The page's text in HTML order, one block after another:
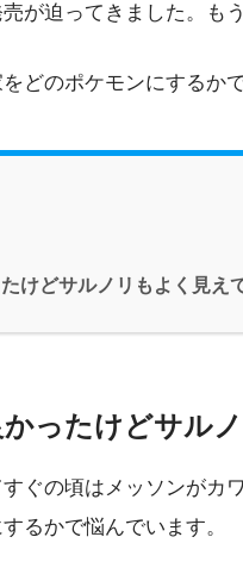
が迫ってきました。も
どのポケモンにするか
けどサルノリもよく見え
ったけどサル
ぐの頃はメッソンがカ
るかで悩んでいます。